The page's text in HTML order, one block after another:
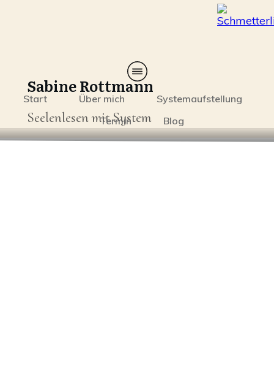
Start Über mich
Systemaufstellung
Termin
Blog
Sabine Rottmann
Seelenlesen mit System